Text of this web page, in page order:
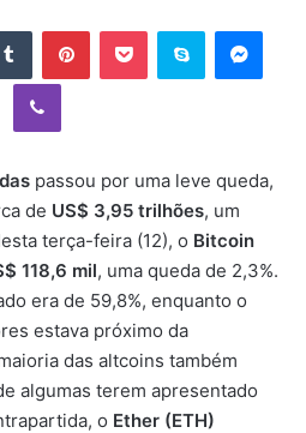
Tumblr PinterestPocket Skype
Viber
passou por uma leve queda,
de US$ 3,95 trilhões, um
terça-feira (12), o Bitcoin
118,6 mil, uma queda de 2,3%.
era de 59,8%, enquanto o
estava próximo da
das altcoins também
algumas terem apresentado
o Ether (ETH)